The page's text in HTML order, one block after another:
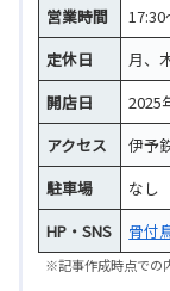
営業時間
17:30
定休日
月、
開店日
2025
アクセス
伊予
駐車場
なし
HP・SNS
骨付
※記事作成時点での